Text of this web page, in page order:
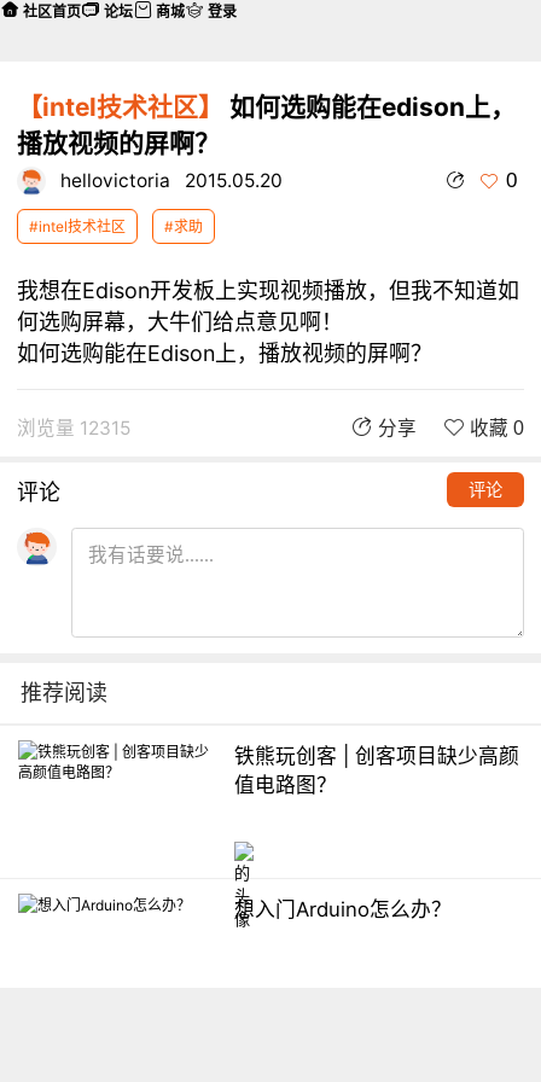
【intel技术社区】
如何选购能在edison上，
播放视频的屏啊？
hellovictoria 2015.05.20 0
#intel技术社区 #求助
我想在Edison开发板上实现视频播放，但我不知道如
何选购屏幕，大牛们给点意见啊！
如何选购能在Edison上，播放视频的屏啊？
浏览量 12315 分享 收藏 0
评论 评论
推荐阅读
铁熊玩创客 | 创客项目缺少高颜
值电路图？
想入门Arduino怎么办？
社区首页 论坛 商城 登录